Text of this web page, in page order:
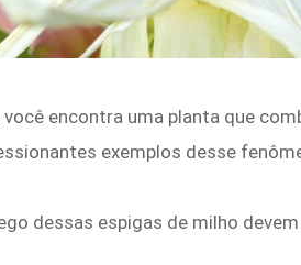
encontra uma planta que
exemplos desse
dessas espigas de milho